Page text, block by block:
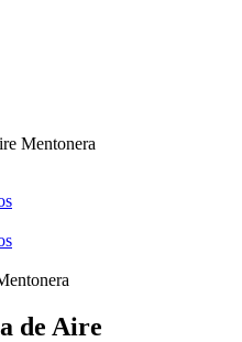
Mentonera
de Aire